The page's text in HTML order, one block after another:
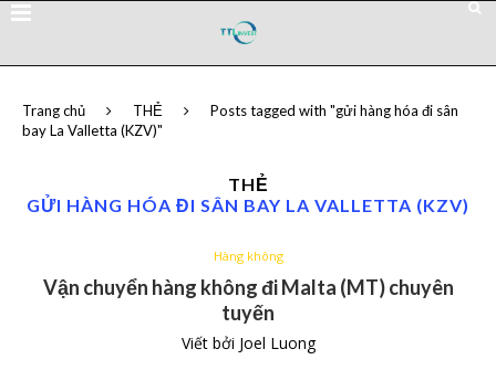
Trang chủ THẺ
Posts tagged with "gửi hàng hóa đi sân
bay La Valletta (KZV)"
THẺ
GỬI HÀNG HÓA ĐI SÂN BAY LA VALLETTA (KZV)
Hàng không
Vận chuyển hàng không đi Malta (MT) chuyên
tuyến
Viết bởi Joel Luong